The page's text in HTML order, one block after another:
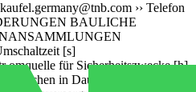
kaufel.germany@tnb.com ›› Telefon
BAULICHE
[s]
omquelle für Sicherheitszwecke [h]
in Dauerbetrieb Zentrales